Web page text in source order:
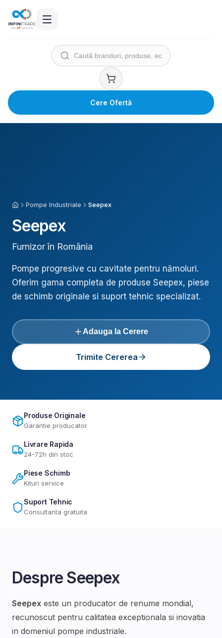
Cere Ofertă
AcasăPompe Industriale Seepex
Seepex
Furnizor în România
Pompe progresive cu cavitate pentru nămoluri.
Oferim gama completa de produse Seepex, piese
de schimb originale si suport tehnic specializat.
Adauga la Cerere
Trimite Cererea
Produse Originale
Garantie producator
Livrare Rapida
24-72h din stoc
Piese Schimb
Kituri service
Suport Tehnic
Consultanta gratuita
DespreSeepex
Seepex este un producator de renume mondial,
recunoscut pentru calitatea exceptionala si inovatia
in domeniul pompe industriale.